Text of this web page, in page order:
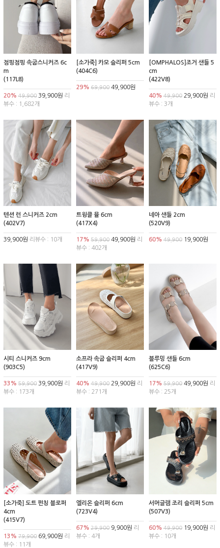
점핑점핑 속굽스니커즈 6c
m
(117L8)
20% 49,900 39,900원 리
뷰수 : 1,682개
[소가죽] 카모 슬리퍼 5cm
(404C6)
29% 69,90049,900원
[OMPHALOS]조거 샌들 5
cm
(422V8)
40% 49,90029,900원 리
뷰수 : 3개
텐션 런 스니커즈 2cm
(402V7)
39,900원 리뷰수 : 10개
트윙클 뮬 6cm
(417X4)
17% 59,90049,900원 리
뷰수 : 402개
네아 샌들 2cm
(520V9)
60% 49,90019,900원
시티 스니커즈 9cm
(903C5)
33% 59,900 39,900원 리
뷰수 : 173개
소프라 속굽 슬리퍼 4cm
(417V9)
40% 49,90029,900원 리
뷰수 : 271개
블루밍 샌들 6cm
(625C6)
17% 59,90049,900원 리
뷰수 : 25개
[소가죽] 도트 펀칭 블로퍼
4cm
(415V7)
13% 79,900 69,900원 리
뷰수 : 11개
엘리온 슬리퍼 6cm
(723V4)
67% 29,9009,900원 리
뷰수 : 4개
서머글램 조리 슬리퍼 5cm
(507V3)
60% 49,90019,900원 리
뷰수 : 10개